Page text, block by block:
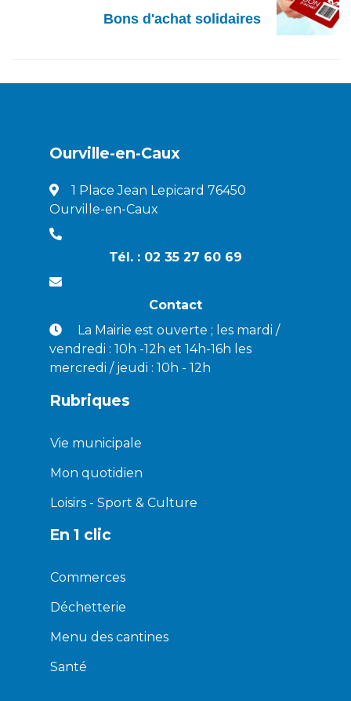
Bons d'achat solidaires
Ourville-en-Caux
1 Place Jean Lepicard 76450
Ourville-en-Caux
Tél. : 02 35 27 60 69
Contact
La Mairie est ouverte ; les mardi /
vendredi : 10h -12h et 14h-16h les
mercredi / jeudi : 10h - 12h
Rubriques
Vie municipale
Mon quotidien
Loisirs - Sport & Culture
En 1 clic
Commerces
Déchetterie
Menu des cantines
Santé